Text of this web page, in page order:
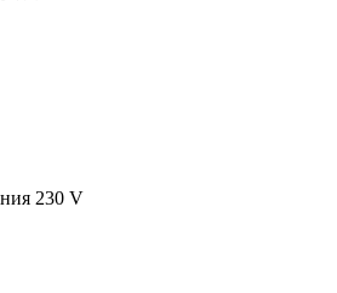
230 V